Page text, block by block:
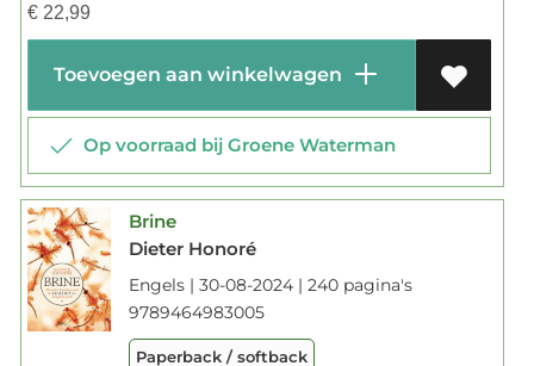
€22,99
Toevoegen aan winkelwagen
Op voorraad bij Groene Waterman
Brine
Dieter Honoré
Engels | 30-08-2024 | 240 pagina's
9789464983005
Paperback / softback